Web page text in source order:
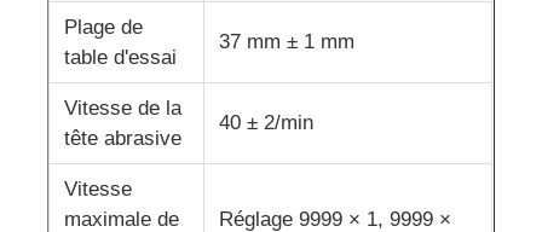
Équipement d'essai des adhésifs
machine d'essai de tissu
Contrôleur de la température et d'humidité
Plage de
table d'essai
37 mm ± 1 mm
Vitesse de la
tête abrasive
40 ± 2/min
Vitesse
maximale de
Réglage 9999 × 1, 9999 ×